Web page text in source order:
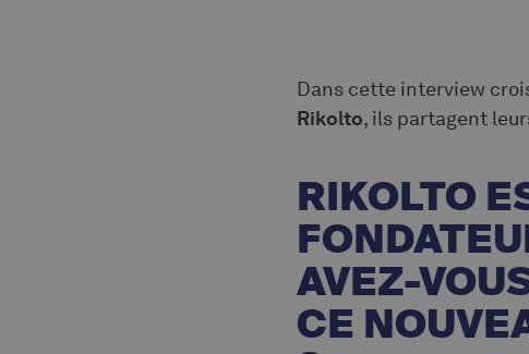
Dans cette interview
Rikolto, ils partagent
RIKOLTO
AVEZ-
CE